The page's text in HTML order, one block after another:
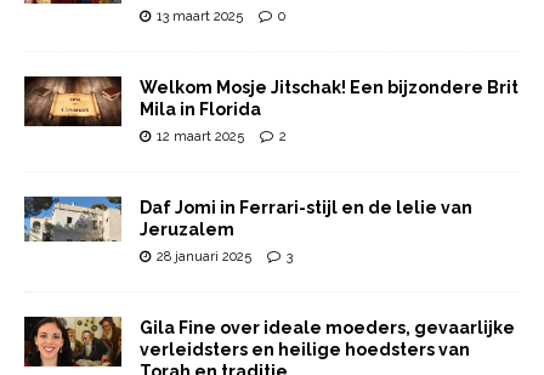
13 maart 2025 0
Welkom Mosje Jitschak! Een bijzondere Brit
Mila in Florida
12 maart 2025 2
Daf Jomi in Ferrari-stijl en de lelie van
Jeruzalem
28 januari 2025 3
Gila Fine over ideale moeders, gevaarlijke
verleidsters en heilige hoedsters van
Torah en traditie